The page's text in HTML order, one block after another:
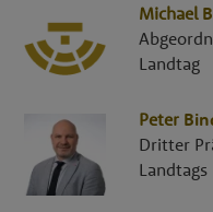
Michael
Landtag
Peter
Dritter
Landtags